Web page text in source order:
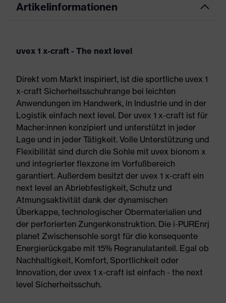
Artikelinformationen
uvex 1 x-craft - The next level
Direkt vom Markt inspiriert, ist die sportliche uvex 1
x-craft Sicherheitsschuhrange bei leichten
Anwendungen im Handwerk, in Industrie und in der
Logistik einfach next level. Der uvex 1 x-craft ist für
Macher:innen konzipiert und unterstützt in jeder
Lage und in jeder Tätigkeit. Volle Unterstützung und
Flexibilität sind durch die Sohle mit uvex bionom x
und integrierter flexzone im Vorfußbereich
garantiert. Außerdem besitzt der uvex 1 x-craft ein
next level an Abriebfestigkeit, Schutz und
Atmungsaktivität dank der dynamischen
Überkappe, technologischer Obermaterialien und
der perforierten Zungenkonstruktion. Die i-PUREnrj
planet Zwischensohle sorgt für die konsequente
Energierückgabe mit 15% Regranulatanteil. Egal ob
Nachhaltigkeit, Komfort, Sportlichkeit oder
Innovation, der uvex 1 x-craft ist einfach - the next
level Sicherheitsschuh.